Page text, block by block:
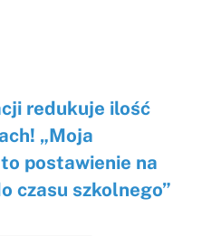
redukuje ilość
„Moja
postawienie na
czasu szkolnego”